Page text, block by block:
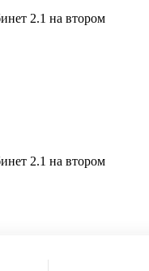
2.1 на втором
2.1 на втором